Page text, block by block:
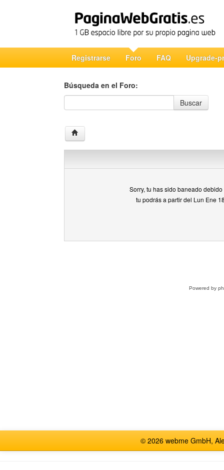
Registrarse Foro FAQ Upgrade-
Búsqueda en el Foro:
Búsqueda en el Foro
Buscar
Sorry, tu has sido baneado
tu podrás a partir del Lun Ene
Powered by
© 2026 webme GmbH,